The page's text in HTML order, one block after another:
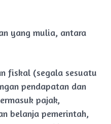
yang mulia, antara
fiskal (segala sesuatu
pendapatan dan
pajak,
belanja pemerintah,